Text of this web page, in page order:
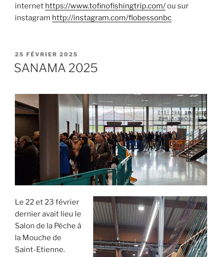
internet https://www.tofinofishingtrip.com/ou sur
instagram http://instagram.com/flobessonbc
PUBLIÉ
LE
25 FÉVRIER 2025
SANAMA 2025
Le 22 et 23 février
dernier avait lieu le
Salon de la Pêche à
la Mouche de
Saint-Etienne.